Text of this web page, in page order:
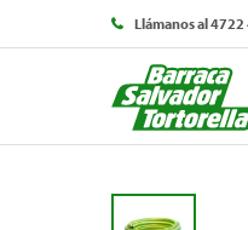
Llámanos al